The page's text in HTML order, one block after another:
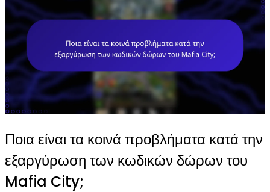
Ποια είναι τα κοινά προβλήματα κατά την
εξαργύρωση των κωδικών δώρων του
Mafia City;